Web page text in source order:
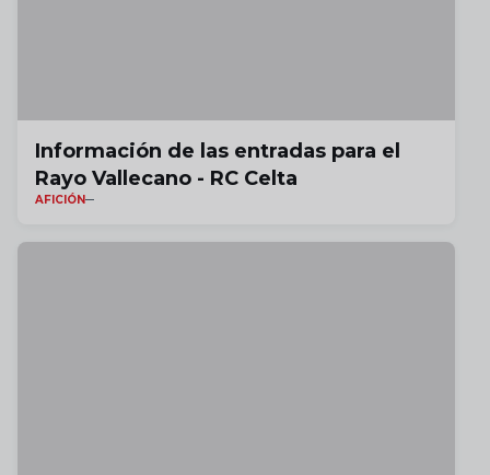
Información de las entradas para el
Rayo Vallecano - RC Celta
AFICIÓN